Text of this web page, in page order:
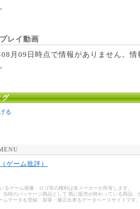
レイ動画
月09日時点で情報がありません。
グ
る
ゲーム批評）
るゲーム画像、ロゴ等の権利は各メーカーが所有します。
当時のパッケージ商品として 既に販売が終わっている商品
ムデータを登録・加筆・修正出来るデータベースサイトで